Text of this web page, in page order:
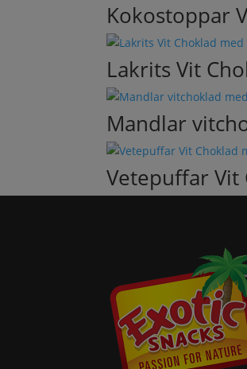
Kokostoppar
Lakrits Vit
Mandlar
Vetepuffar Vit